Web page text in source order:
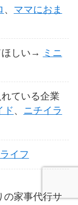
、 ママにおま
ほしい→
ミニ
ている企業
ド、 ニチイラ
イフ
の家事代行サ